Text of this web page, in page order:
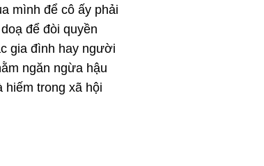
mình để cô ấy phải
để đòi quyền
gia đình hay người
ngăn ngừa hậu
hiếm trong xã hội